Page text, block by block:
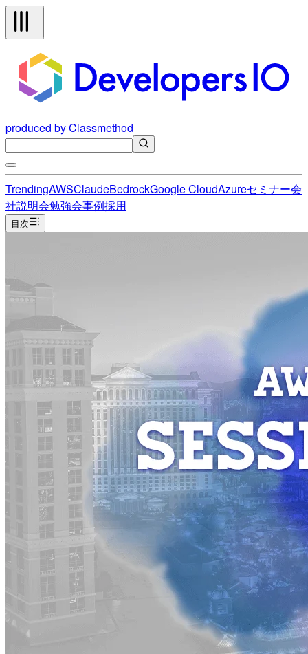
produced by Classmethod
TrendingAWSClaudeBedrockGoogle CloudAzureセミナー会
社説明会勉強会事例採用
目次